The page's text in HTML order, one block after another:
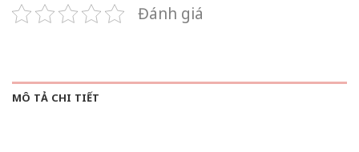
Đánh giá
MÔ TẢ CHI TIẾT